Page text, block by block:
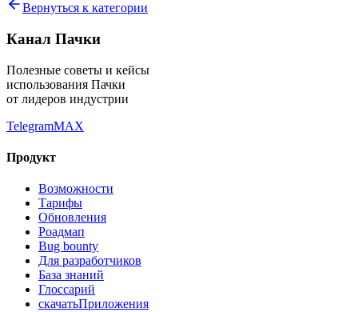
Вернуться к категории
Канал Пачки
Полезные советы и кейсы
использования Пачки
от лидеров индустрии
TelegramMAX
Продукт
Возможности
Тарифы
Обновления
Роадмап
Bug bounty
Для разработчиков
База знаний
Глоссарий
скачатьПриложения